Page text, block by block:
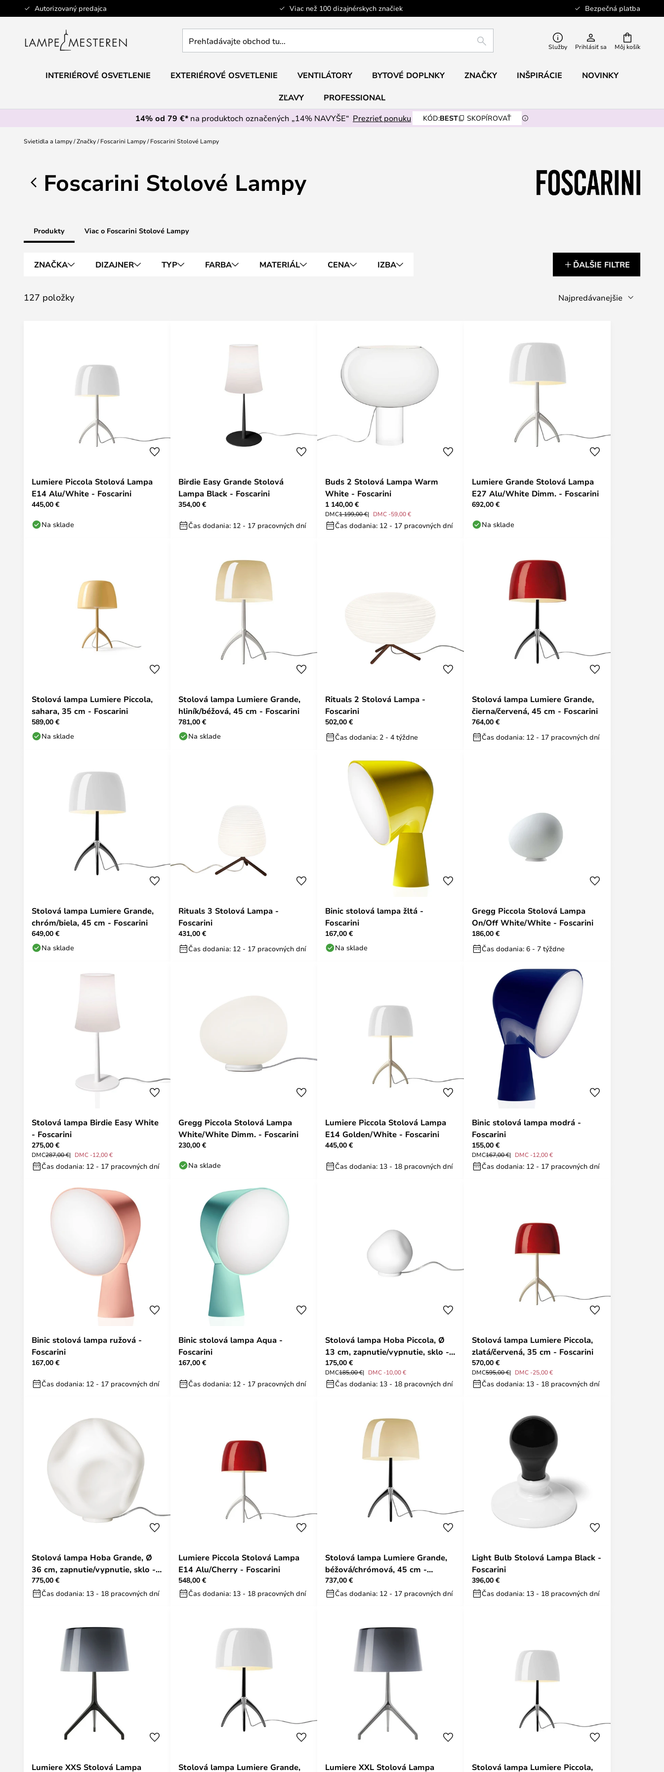
Autorizovaný predajca Viac než 100 dizajnérskych značiek Bezpečná platba
Skip
to
Môj košík
obchod
HĽADAŤ Služby Prihlásiť sa
INTERIÉROVÉ OSVETLENIE EXTERIÉROVÉ OSVETLENIE VENTILÁTORY BYTOVÉ DOPLNKY ZNAČKY INŠPIRÁCIE NOVINKY
ZĽAVY
PROFESSIONAL
14% od 79 €* na produktoch označených „14% NAVYŠE“ Prezrieť ponuku KÓD:BEST SKOPÍROVAŤ
Svietidla a lampy Značky Foscarini Lampy Foscarini Stolové Lampy
Foscarini Stolové Lampy
Produkty Viac o Foscarini Stolové Lampy
ZNAČKA DIZAJNER TYP FARBA MATERIÁL CENA IZBA ĎALŠIE FILTRE
127 položky
Lumiere Piccola Stolová Lampa
E14 Alu/White - Foscarini
445,00 €
Na sklade
Birdie Easy Grande Stolová
Lampa Black - Foscarini
354,00 €
Čas dodania: 12 - 17 pracovných dní
Buds 2 Stolová Lampa Warm
White - Foscarini
1 140,00 €
DMC1 199,00 € DMC -59,00 €
Čas dodania: 12 - 17 pracovných dní
Lumiere Grande Stolová Lampa
E27 Alu/White Dimm. - Foscarini
692,00 €
Na sklade
Stolová lampa Lumiere Piccola,
sahara, 35 cm - Foscarini
589,00 €
Na sklade
Stolová lampa Lumiere Grande,
hliník/béžová, 45 cm - Foscarini
781,00 €
Na sklade
Rituals 2 Stolová Lampa -
Foscarini
502,00 €
Čas dodania: 2 - 4 týždne
Stolová lampa Lumiere Grande,
čierna/červená, 45 cm - Foscarini
764,00 €
Čas dodania: 12 - 17 pracovných dní
Stolová lampa Lumiere Grande,
chróm/biela, 45 cm - Foscarini
649,00 €
Na sklade
Rituals 3 Stolová Lampa -
Foscarini
431,00 €
Čas dodania: 12 - 17 pracovných dní
Binic stolová lampa žltá -
Foscarini
167,00 €
Na sklade
Gregg Piccola Stolová Lampa
On/Off White/White - Foscarini
186,00 €
Čas dodania: 6 - 7 týždne
Stolová lampa Birdie Easy White
- Foscarini
275,00 €
DMC287,00 € DMC -12,00 €
Čas dodania: 12 - 17 pracovných dní
Gregg Piccola Stolová Lampa
White/White Dimm. - Foscarini
230,00 €
Na sklade
Lumiere Piccola Stolová Lampa
E14 Golden/White - Foscarini
445,00 €
Čas dodania: 13 - 18 pracovných dní
Binic stolová lampa modrá -
Foscarini
155,00 €
DMC167,00 € DMC -12,00 €
Čas dodania: 12 - 17 pracovných dní
Binic stolová lampa ružová -
Foscarini
167,00 €
Čas dodania: 12 - 17 pracovných dní
Binic stolová lampa Aqua -
Foscarini
167,00 €
Čas dodania: 12 - 17 pracovných dní
Stolová lampa Hoba Piccola, Ø
13 cm, zapnutie/vypnutie, sklo -
Foscarini
175,00 €
DMC185,00 € DMC -10,00 €
Čas dodania: 13 - 18 pracovných dní
Stolová lampa Lumiere Piccola,
zlatá/červená, 35 cm - Foscarini
570,00 €
DMC595,00 € DMC -25,00 €
Čas dodania: 13 - 18 pracovných dní
Stolová lampa Hoba Grande, Ø
36 cm, zapnutie/vypnutie, sklo -
Foscarini
775,00 €
Čas dodania: 13 - 18 pracovných dní
Lumiere Piccola Stolová Lampa
E14 Alu/Cherry - Foscarini
548,00 €
Čas dodania: 13 - 18 pracovných dní
Stolová lampa Lumiere Grande,
béžová/chrómová, 45 cm -
Foscarini
737,00 €
Čas dodania: 12 - 17 pracovných dní
Light Bulb Stolová Lampa Black -
Foscarini
396,00 €
Čas dodania: 13 - 18 pracovných dní
Lumiere XXS Stolová Lampa Stolová lampa Lumiere Grande, Lumiere XXL Stolová Lampa Stolová lampa Lumiere Piccola,